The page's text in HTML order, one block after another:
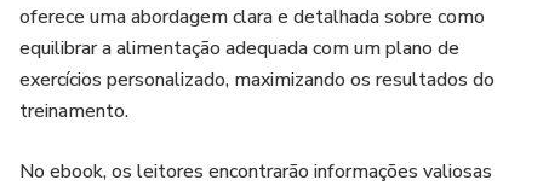
oferece uma abordagem clara e detalhada sobre como
equilibrar a alimentação adequada com um plano de
exercícios personalizado, maximizando os resultados do
treinamento.
No ebook, os leitores encontrarão informações valiosas